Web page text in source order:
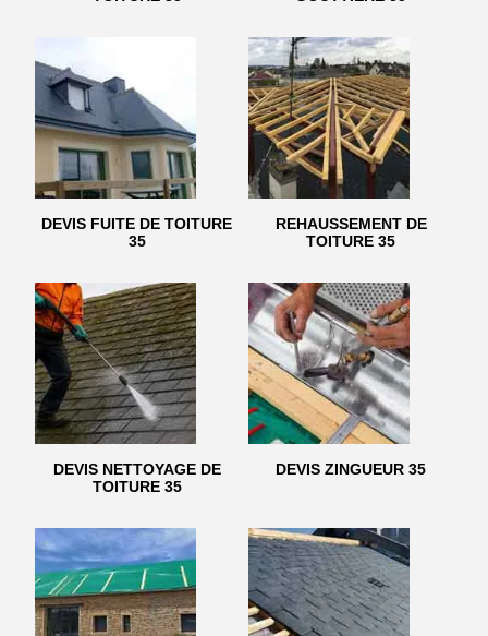
DEVIS FUITE DE TOITURE
35
REHAUSSEMENT DE
TOITURE 35
DEVIS NETTOYAGE DE
TOITURE 35
DEVIS ZINGUEUR 35